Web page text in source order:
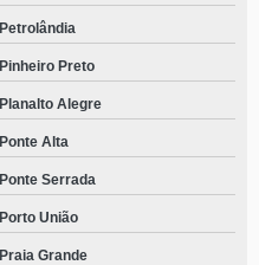
Petrolândia
Pinheiro Preto
Planalto Alegre
Ponte Alta
Ponte Serrada
Porto União
Praia Grande